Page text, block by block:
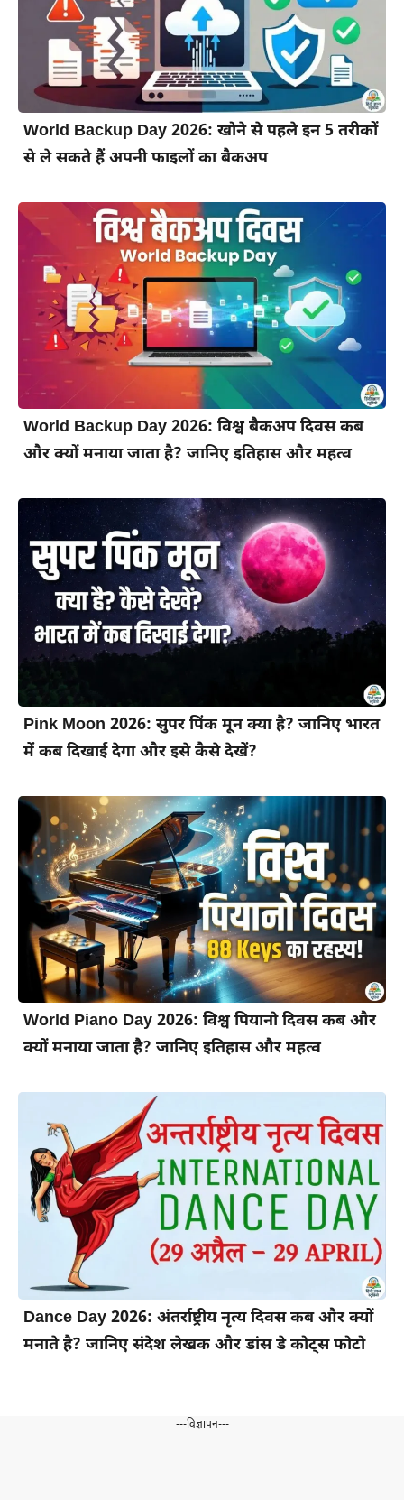
World Backup Day 2026: खोने से पहले इन 5 तरीकों
से ले सकते हैं अपनी फाइलों का बैकअप
World Backup Day 2026: विश्व बैकअप दिवस कब
और क्यों मनाया जाता है? जानिए इतिहास और महत्व
Pink Moon 2026: सुपर पिंक मून क्या है? जानिए भारत
में कब दिखाई देगा और इसे कैसे देखें?
World Piano Day 2026: विश्व पियानो दिवस कब और
क्यों मनाया जाता है? जानिए इतिहास और महत्व
Dance Day 2026: अंतर्राष्ट्रीय नृत्य दिवस कब और क्यों
मनाते है? जानिए संदेश लेखक और डांस डे कोट्स फोटो
---विज्ञापन---